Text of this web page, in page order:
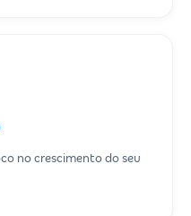
no crescimento do seu